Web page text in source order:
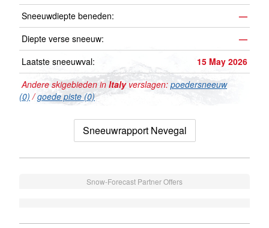
Sneeuwdiepte beneden:
—
Diepte verse sneeuw:
—
Laatste sneeuwval:
15 May 2026
Andere skigebieden in Italyverslagen: poedersneeuw
(0) /goede piste (0)
Sneeuwrapport Nevegal
Snow-Forecast Partner Offers